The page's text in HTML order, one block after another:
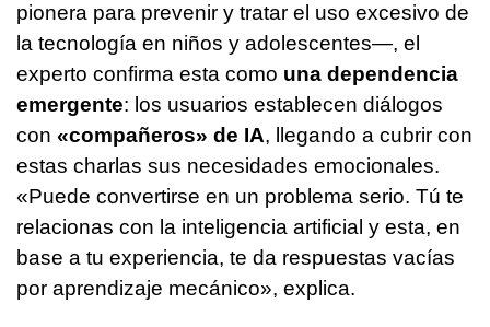
pionera para prevenir y tratar el uso excesivo de
la tecnología en niños y adolescentes—, el
experto confirma esta como una dependencia
emergente: los usuarios establecen diálogos
con «compañeros» de IA, llegando a cubrir con
estas charlas sus necesidades emocionales.
«Puede convertirse en un problema serio. Tú te
relacionas con la inteligencia artificial y esta, en
base a tu experiencia, te da respuestas vacías
por aprendizaje mecánico», explica.